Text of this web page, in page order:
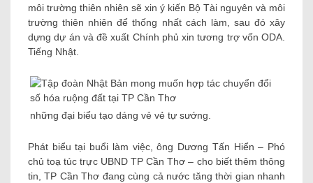
môi trường thiên nhiên sẽ xin ý kiến ​​Bộ Tài nguyên và môi
trường thiên nhiên để thống nhất cách làm, sau đó xây
dựng dự án và đề xuất Chính phủ xin tương trợ vốn ODA.
Tiếng Nhật.
những đại biểu tạo dáng vẻ vẻ tự sướng.
Phát biểu tại buổi làm việc, ông Dương Tấn Hiển – Phó
chủ toạ túc trực UBND TP Cần Thơ – cho biết thêm thông
tin, TP Cần Thơ đang cùng cả nước tăng thời gian nhanh